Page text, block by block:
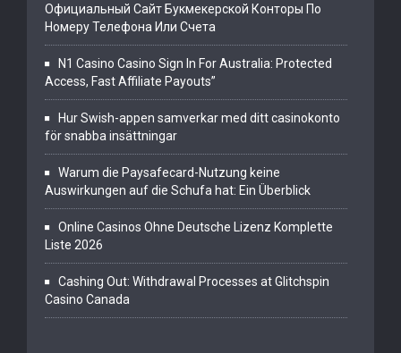
Официальный Сайт Букмекерской Конторы По
Номеру Телефона Или Счета
N1 Casino Casino Sign In For Australia: Protected
Access, Fast Affiliate Payouts”
Hur Swish-appen samverkar med ditt casinokonto
för snabba insättningar
Warum die Paysafecard-Nutzung keine
Auswirkungen auf die Schufa hat: Ein Überblick
Online Casinos Ohne Deutsche Lizenz Komplette
Liste 2026
Cashing Out: Withdrawal Processes at Glitchspin
Casino Canada